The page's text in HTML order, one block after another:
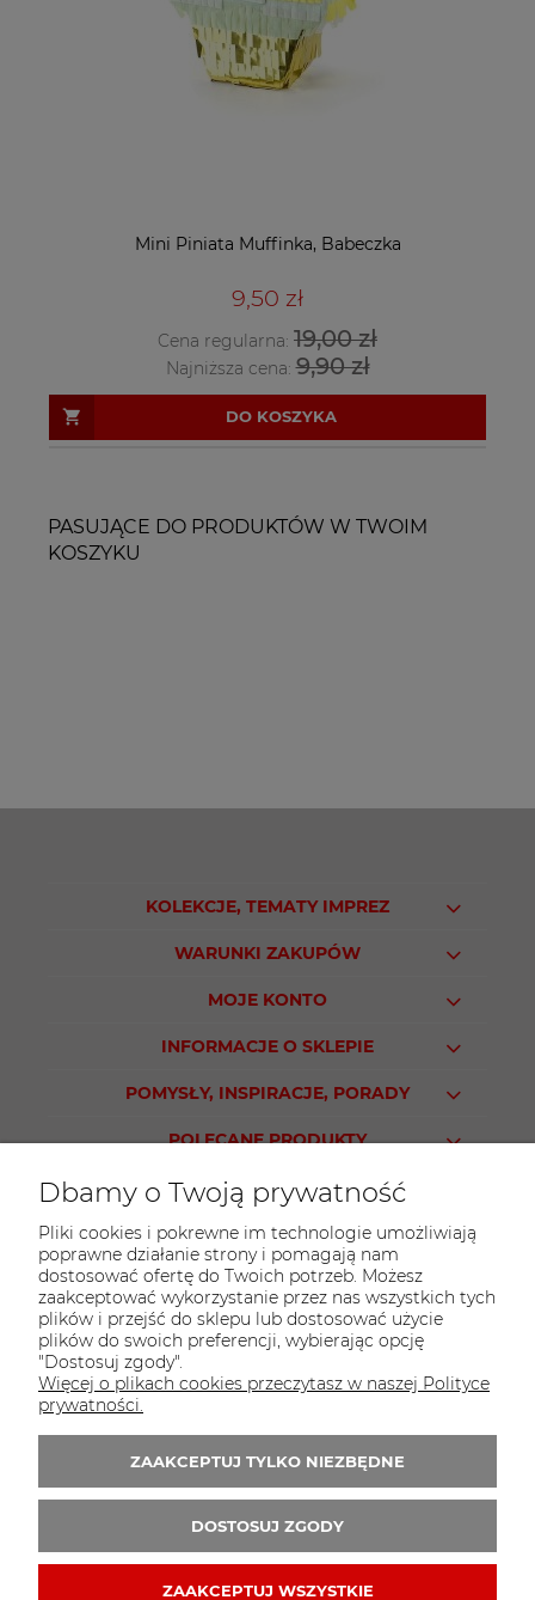
Mini Piniata Muffinka, Babeczka
9,50 zł
Cena regularna: 19,00 zł
Najniższa cena:9,90 zł
DO KOSZYKA
PASUJĄCE DO PRODUKTÓW W TWOIM
KOSZYKU
KOLEKCJE, TEMATY IMPREZ
WARUNKI ZAKUPÓW
MOJE KONTO
INFORMACJE O SKLEPIE
POMYSŁY, INSPIRACJE, PORADY
POLECANE PRODUKTY
KONTAKT
Sklep PARTY WORLD
ul. M.Kopernika 13
95-015 Głowno
tel.:
42 298-76-24
Zapisz się do newslettera
Dbamy o Twoją prywatność
Pliki cookies i pokrewne im technologie umożliwiają
poprawne działanie strony i pomagają nam
dostosować ofertę do Twoich potrzeb. Możesz
zaakceptować wykorzystanie przez nas wszystkich tych
plików i przejść do sklepu lub dostosować użycie
plików do swoich preferencji, wybierając opcję
"Dostosuj zgody".
Więcej o plikach cookies przeczytasz w naszej Polityce
prywatności.
ZAAKCEPTUJ TYLKO NIEZBĘDNE
DOSTOSUJ ZGODY
ZAAKCEPTUJ WSZYSTKIE